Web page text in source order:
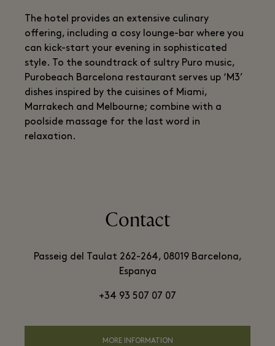
The hotel provides an extensive culinary
offering, including a cosy lounge-bar where you
can kick-start your evening in sophisticated
style. To the soundtrack of sultry Puro music,
Purobeach Barcelona restaurant serves up ‘M3’
dishes inspired by the cuisines of Miami,
Marrakech and Melbourne; combine with a
poolside massage for the last word in
relaxation.
Contact
Passeig del Taulat 262-264, 08019 Barcelona,
Espanya
+34 93 507 07 07
MORE INFORMATION